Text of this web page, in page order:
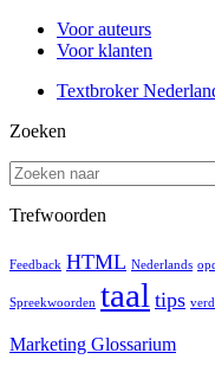
Voor auteurs
Voor klanten
Textbroker
Zoeken
Trefwoorden
Feedback HTML Nederlands
Spreekwoorden taal tips
Marketing Glossarium